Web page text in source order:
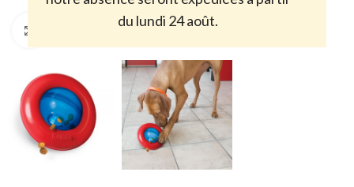
du lundi 24 août.
Cliquez pour agrandir